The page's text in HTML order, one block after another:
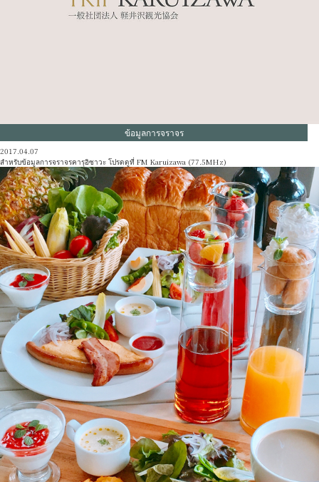
ข้อมูลการจราจร
2017.04.07
สำหรับข้อมูลการจราจรคารุอิซาวะ โปรดดูที่ FM Karuizawa (77.5MHz)